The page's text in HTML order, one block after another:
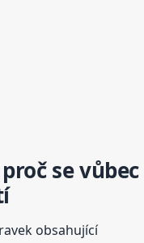
se vůbec
obsahující